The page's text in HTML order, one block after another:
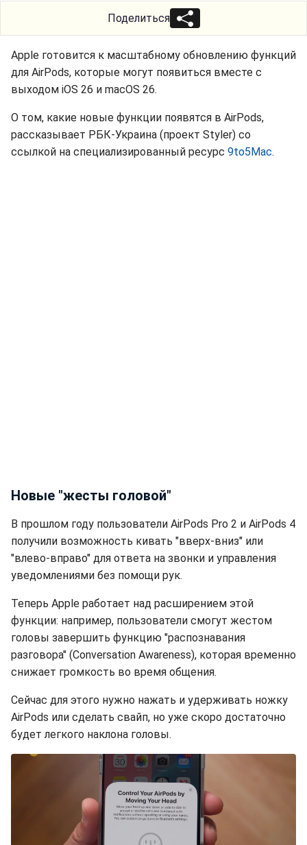
Поделиться
Apple готовится к масштабному обновлению функций
для AirPods, которые могут появиться вместе с
выходом iOS 26 и macOS 26.
О том, какие новые функции появятся в AirPods,
рассказывает РБК-Украина (проект Styler) со
ссылкой на специализированный ресурс 9to5Mac.
Новые "жесты головой"
В прошлом году пользователи AirPods Pro 2 и AirPods 4
получили возможность кивать "вверх-вниз" или
"влево-вправо" для ответа на звонки и управления
уведомлениями без помощи рук.
Теперь Apple работает над расширением этой
функции: например, пользователи смогут жестом
головы завершить функцию "распознавания
разговора" (Conversation Awareness), которая временно
снижает громкость во время общения.
Сейчас для этого нужно нажать и удерживать ножку
AirPods или сделать свайп, но уже скоро достаточно
будет легкого наклона головы.